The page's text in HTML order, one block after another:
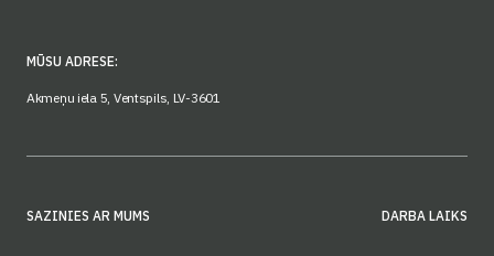
MŪSU ADRESE:
Akmeņu iela 5, Ventspils, LV-3601
SAZINIES AR MUMS DARBA LAIKS